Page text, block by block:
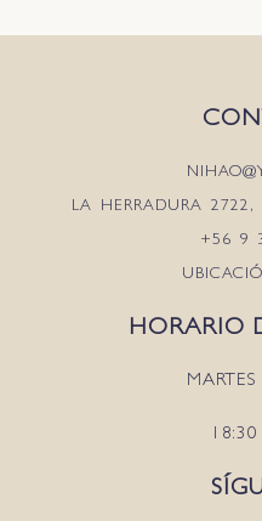
LA HERRADURA 2722,
+56 9
HORARIO